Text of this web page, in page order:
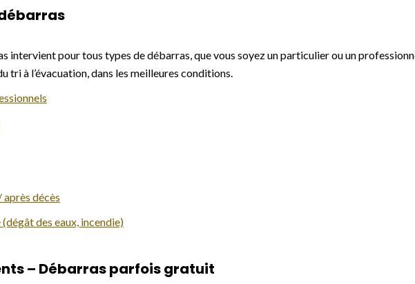
intervient pour tous types de débarras, que vous soyez un particulier ou un
tri à l’évacuation, dans les meilleures conditions.
après décès
des eaux, incendie)
– Débarras parfois gratuit